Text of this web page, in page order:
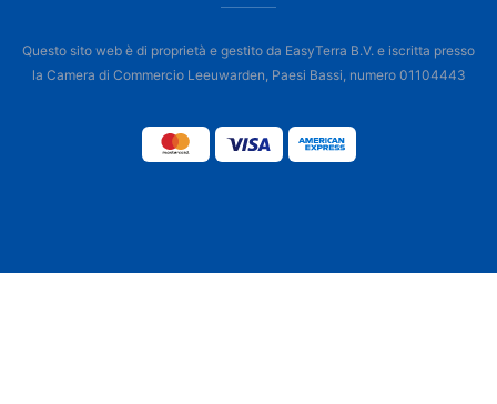
Questo sito web è di proprietà e gestito da EasyTerra B.V. e iscritta presso
la Camera di Commercio Leeuwarden, Paesi Bassi, numero 01104443